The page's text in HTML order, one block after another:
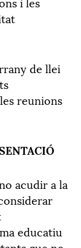
de llei
reunions
acudir a la
educatiu